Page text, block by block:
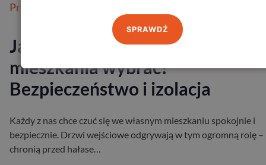
Przeczytaj więcej
Jakie drzwi wejściowe do
mieszkania wybrać?
Bezpieczeństwo i izolacja
Każdy z nas chce czuć się we własnym mieszkaniu spokojnie i
bezpiecznie. Drzwi wejściowe odgrywają w tym ogromną rolę –
chronią przed hałase…
SPRAWDŹ